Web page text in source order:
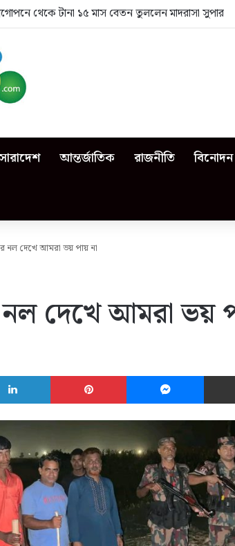
থেকে টানা ১৫ মাস বেতন তুললেন মাদরাসা সুপার
আন্তর্জাতিক রাজনীতি বিনোদন
নল দেখে আমরা ভয় পায় না
দেখে আমরা ভয়
LinkedIn Pinterest